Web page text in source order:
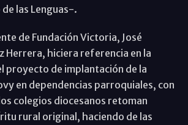
las Lenguas-.
de Fundación Victoria, José
Herrera, hiciera referencia en la
proyecto de implantación de la
en dependencias parroquiales, con
colegios diocesanos retoman
rural original, haciendo de las